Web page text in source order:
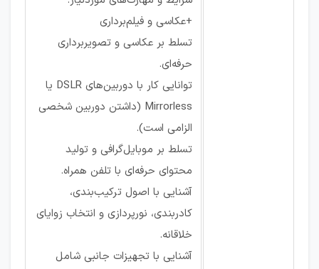
+عکاسی و فیلم‌برداری
تسلط بر عکاسی و تصویربرداری
حرفه‌ای.
توانایی کار با دوربین‌های DSLR یا
Mirrorless (داشتن دوربین شخصی
الزامی است).
تسلط بر موبایل‌گرافی و تولید
محتوای حرفه‌ای با تلفن همراه.
آشنایی با اصول ترکیب‌بندی،
کادربندی، نورپردازی و انتخاب زوایای
خلاقانه.
آشنایی با تجهیزات جانبی شامل